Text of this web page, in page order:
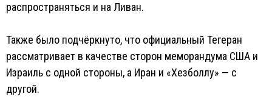
распространяться и на Ливан.
Также было подчёркнуто, что официальный Тегеран
рассматривает в качестве сторон меморандума США и
Израиль с одной стороны, а Иран и «Хезболлу» — с
другой.